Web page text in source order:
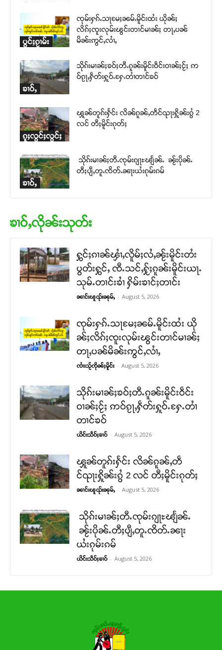
ပွင်ႈၵႂၢမ်း
ၸုမ်းႁၵ်ႉသႃမႄႈၼမ်ႉမိူင်းထႆး ယိုၼ်ႈ
လိၵ်ႈၸူးလုမ်းၽွင်းတၢင်မၢၼ်ႈ တႃႇပၼ်
မိၼ်းဢွင်ႇလၢႆႇ
ၶၢဝ်ႇ
သိုၵ်းမၢၼ်ႈၶဝ်ႈတီႉၵူၼ်းမိူင်းဝဵင်းဝၢၼ်ႈငႂ်ႈ ဢ
ဝ်ၵႂႃႇႁဵတ်းႁူဝ်ႉႁႄႉတၢႆတၢင်ၶဝ်
ၵူႈလွင်ႈလွင်ႈ
ၾူၼ်တူၵ်းႁႅင်း လိၼ်ၵူၼ်ႇတဵင်ၺႃးႁိူၼ်းၵွႆ 2
လင် တီႈမိူင်းၵုတ်ႈ
ၶၢဝ်ႇ
သိုၵ်းမၢၼ်ႈတီႉၸုမ်းၵျႃႊၽျႅၼ်ႉ ၼႂ်းပိုၼ်ႉ
တီႈပျီႇတူႉၸိတ်ႉၼႃးယႆးၵုမ်းၵမ်
ၶၢဝ်ႇလိုၼ်းသုတ်း
ႁွင်ႈၵၢၼ်ၾၢႆႇလိူမ်ႈလႆႇၼႂ်းမိူင်းတႆး
ပွတ်းႁွင်ႇ ၸီႉသင်ႇႁႂ်ႈၵူၼ်းမိူင်းယႃႉ
သုမ်ႉတၢင်းၶၢႆ ႁိမ်းၶၢင်ႈတၢင်း
ၼၢင်းၽူၺ်းၼုမ်ႇ - August 5, 2026
ၸုမ်းႁၵ်ႉသႃမႄႈၼမ်ႉမိူင်းထႆး ယို
ၼ်ႈလိၵ်ႈၸူးလုမ်းၽွင်းတၢင်မၢၼ်ႈ
တႃႇပၼ်မိၼ်းဢွင်ႇလၢႆႇ
ၸၢႆးသႂ်ၸိုၼ်ႈမိူင်း - August 5, 2026
သိုၵ်းမၢၼ်ႈၶဝ်ႈတီႉၵူၼ်းမိူင်းဝဵင်း
ဝၢၼ်ႈငႂ်ႈ ဢဝ်ၵႂႃႇႁဵတ်းႁူဝ်ႉႁႄႉတၢႆ
တၢင်ၶဝ်
ယိင်းသဵဝ်ႈၶၢဝ် - August 5, 2026
ၾူၼ်တူၵ်းႁႅင်း လိၼ်ၵူၼ်ႇတဵ
င်ၺႃးႁိူၼ်းၵွႆ 2 လင် တီႈမိူင်းၵုတ်ႈ
ၼၢင်းၽူၺ်းၼုမ်ႇ - August 5, 2026
သိုၵ်းမၢၼ်ႈတီႉၸုမ်းၵျႃႊၽျႅၼ်ႉ
ၼႂ်းပိုၼ်ႉတီႈပျီႇတူႉၸိတ်ႉၼႃး
ယႆးၵုမ်းၵမ်
ယိင်းသဵဝ်ႈၶၢဝ် - August 5, 2026